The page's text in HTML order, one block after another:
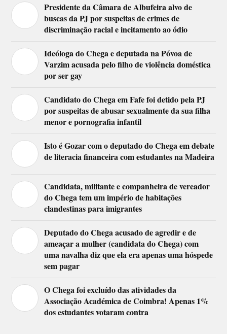
Presidente da Câmara de Albufeira alvo de
buscas da PJ por suspeitas de crimes de
discriminação racial e incitamento ao ódio
Ideóloga do Chega e deputada na Póvoa de
Varzim acusada pelo filho de violência doméstica
por ser gay
Candidato do Chega em Fafe foi detido pela PJ
por suspeitas de abusar sexualmente da sua filha
menor e pornografia infantil
Isto é Gozar com o deputado do Chega em debate
de literacia financeira com estudantes na Madeira
Candidata, militante e companheira de vereador
do Chega tem um império de habitações
clandestinas para imigrantes
Deputado do Chega acusado de agredir e de
ameaçar a mulher (candidata do Chega) com
uma navalha diz que ela era apenas uma hóspede
sem pagar
O Chega foi excluído das atividades da
Associação Académica de Coimbra! Apenas 1%
dos estudantes votaram contra